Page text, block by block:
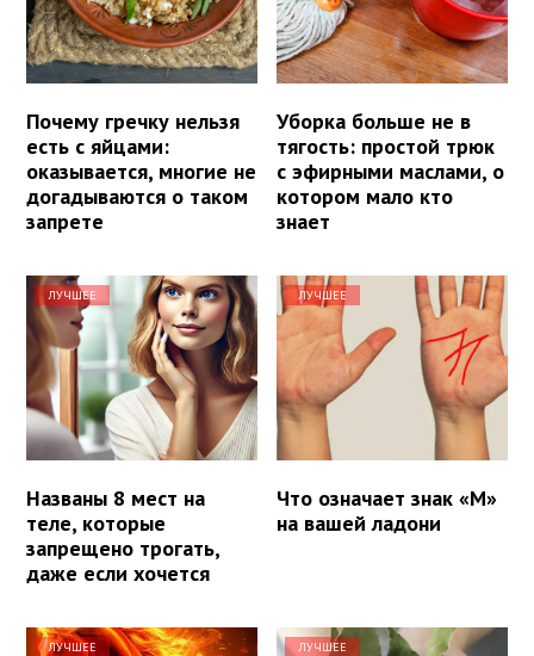
Почему гречку нельзя
есть с яйцами:
оказывается, многие не
догадываются о таком
запрете
Уборка больше не в
тягость: простой трюк
с эфирными маслами, о
котором мало кто
знает
ЛУЧШЕЕ
Названы 8 мест на
теле, которые
запрещено трогать,
даже если хочется
ЛУЧШЕЕ
Что означает знак «М»
на вашей ладони
ЛУЧШЕЕ ЛУЧШЕЕ